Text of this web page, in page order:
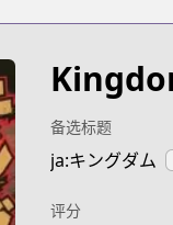
备选标题
ja:キングダム
评分